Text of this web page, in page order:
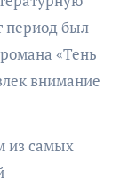
период был
«Тень
внимание
из самых